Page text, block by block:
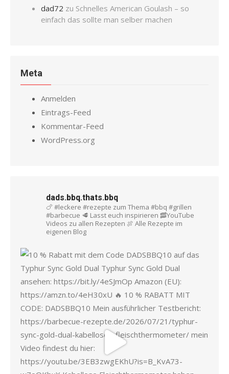
dad72 zu Schnelles American Goulash – so
einfach das sollte man selber machen
Meta
Anmelden
Eintrags-Feed
Kommentar-Feed
WordPress.org
dads.bbq.thats.bbq
🍗 #leckere #rezepte zum Thema #bbq #grillen
#barbecue 🥩 Lasst euch inspirieren 🥓YouTube
Videos zu allen Rezepten 🍖 Alle Rezepte im
eigenen Blog